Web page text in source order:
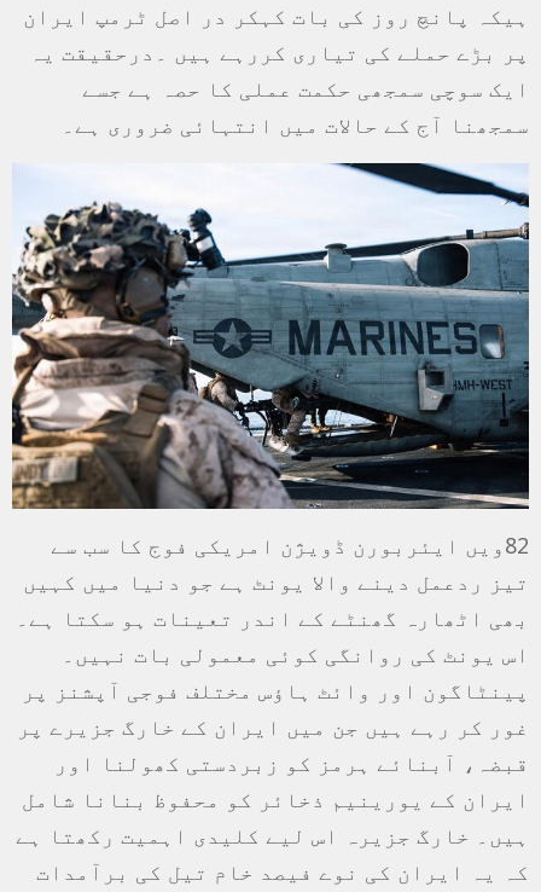
ہیکہ پانچ روز کی بات کہکر در اصل ٹرمپ ایران
پر بڑے حملے کی تیاری کررہے ہیں ۔درحقیقت یہ
ایک سوچی سمجھی حکمت عملی کا حصہ ہے جسے
سمجھنا آج کے حالات میں انتہائی ضروری ہے۔
82ویں ایئربورن ڈویژن امریکی فوج کا سب سے
تیز ردعمل دینے والا یونٹ ہے جو دنیا میں کہیں
بھی اٹھارہ گھنٹے کے اندر تعینات ہو سکتا ہے۔
اس یونٹ کی روانگی کوئی معمولی بات نہیں۔
پینٹاگون اور وائٹ ہاؤس مختلف فوجی آپشنز پر
غور کر رہے ہیں جن میں ایران کے خارگ جزیرے پر
قبضہ، آبنائے ہرمز کو زبردستی کھولنا اور
ایران کے یورینیم ذخائر کو محفوظ بنانا شامل
ہیں۔ خارگ جزیرہ اس لیے کلیدی اہمیت رکھتا ہے
کہ یہ ایران کی نوے فیصد خام تیل کی برآمدات